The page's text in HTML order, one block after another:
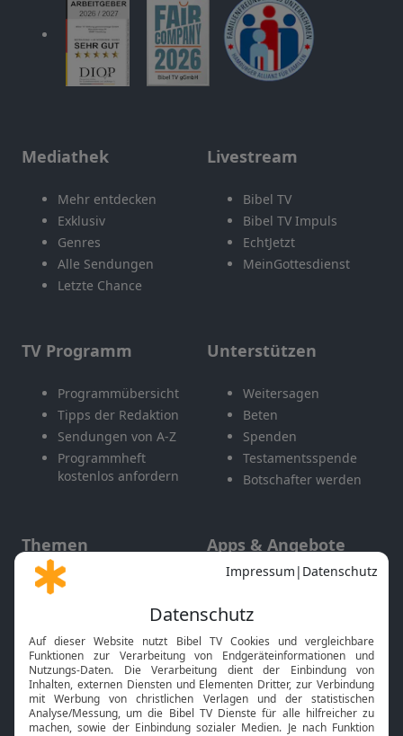
Mediathek
Mehr entdecken
Exklusiv
Genres
Alle Sendungen
Letzte Chance
Livestream
Bibel TV
Bibel TV Impuls
EchtJetzt
MeinGottesdienst
TV Programm
Programmübersicht
Tipps der Redaktion
Sendungen von A-Z
Programmheft
kostenlos anfordern
Unterstützen
Weitersagen
Beten
Spenden
Testamentsspende
Botschafter werden
Themen
Gott und Bibel erklärt
Neuigkeiten
Apps & Angebote
Mobile App
Smart TV
HbbTV
Bibelthek Online-Bibel
Nächster Gottesdienst